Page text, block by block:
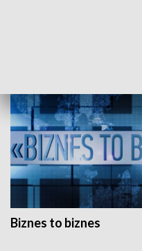
Biznes to biznes